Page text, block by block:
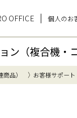
OFFICE 個人のお
ン（複合機・
品） お客様サポート